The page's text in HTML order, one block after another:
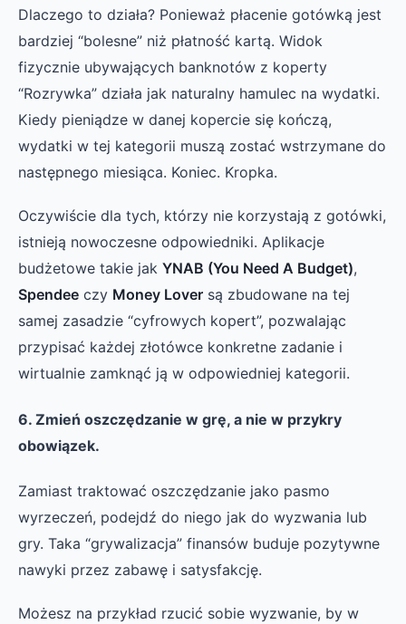
Dlaczego to działa? Ponieważ płacenie gotówką jest
bardziej “bolesne” niż płatność kartą. Widok
fizycznie ubywających banknotów z koperty
“Rozrywka” działa jak naturalny hamulec na wydatki.
Kiedy pieniądze w danej kopercie się kończą,
wydatki w tej kategorii muszą zostać wstrzymane do
następnego miesiąca. Koniec. Kropka.
Oczywiście dla tych, którzy nie korzystają z gotówki,
istnieją nowoczesne odpowiedniki. Aplikacje
budżetowe takie jak YNAB (You Need A Budget),
Spendee czy Money Lover są zbudowane na tej
samej zasadzie “cyfrowych kopert”, pozwalając
przypisać każdej złotówce konkretne zadanie i
wirtualnie zamknąć ją w odpowiedniej kategorii.
6. Zmień oszczędzanie w grę, a nie w przykry
obowiązek.
Zamiast traktować oszczędzanie jako pasmo
wyrzeczeń, podejdź do niego jak do wyzwania lub
gry. Taka “grywalizacja” finansów buduje pozytywne
nawyki przez zabawę i satysfakcję.
Możesz na przykład rzucić sobie wyzwanie, by w